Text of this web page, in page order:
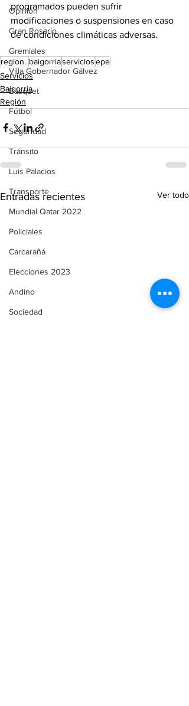
Opinión
Gran Rosario
Gremiales
Villa Gobernador Gálvez
Básquet
Fútbol
Seguridad
Tránsito
Luis Palacios
Transporte
Mundial Qatar 2022
Policiales
Carcarañá
Elecciones 2023
Andino
Sociedad
programados pueden sufrir
modificaciones o suspensiones en caso
de condiciones climáticas adversas.
region.. baigorriaserviciosepe
Servicios
Baigorria
Región
Entradas recientes Ver todo